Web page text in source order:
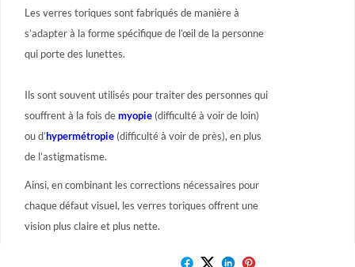
Les verres toriques sont fabriqués de manière à
s’adapter à la forme spécifique de l’œil de la personne
qui porte des lunettes.
Ils sont souvent utilisés pour traiter des personnes qui
souffrent à la fois demyopie (difficulté à voir de loin)
ou d’hypermétropie (difficulté à voir de près), en plus
de l’astigmatisme.
Ainsi, en combinant les corrections nécessaires pour
chaque défaut visuel, les verres toriques offrent une
vision plus claire et plus nette.